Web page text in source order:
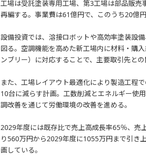
工場は受託塗装専用工場、第3工場は部品販
再編する。事業費は61億円で、このうち20億
設備投資では、溶接ロボットや高効率塗装設
図る。空調機能を高めた新工場内に材料・購
ンブリー）に対応することで、主要取引先との
また、工場レイアウト最適化により製造工程
10台に減らす計画。工数削減とエネルギー使
調改善を通じて労働環境の改善を進める。
2029年度には既存比で売上高成長率65％、売
り560万円から2029年度に1055万円まで引き
画している。